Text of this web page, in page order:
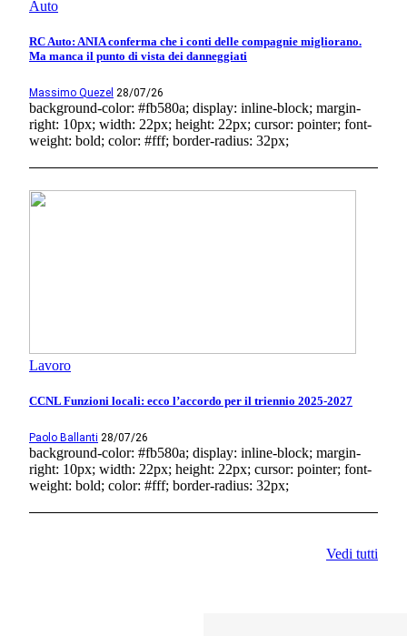
Auto
RC Auto: ANIA conferma che i conti delle compagnie migliorano.
Ma manca il punto di vista dei danneggiati
Massimo Quezel 28/07/26
background-color: #fb580a; display: inline-block; margin-
right: 10px; width: 22px; height: 22px; cursor: pointer; font-
weight: bold; color: #fff; border-radius: 32px;
Lavoro
CCNL Funzioni locali: ecco l’accordo per il triennio 2025-2027
Paolo Ballanti 28/07/26
background-color: #fb580a; display: inline-block; margin-
right: 10px; width: 22px; height: 22px; cursor: pointer; font-
weight: bold; color: #fff; border-radius: 32px;
Vedi tutti